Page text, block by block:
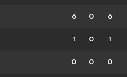
6 0 6
1 0 1
0 0 0